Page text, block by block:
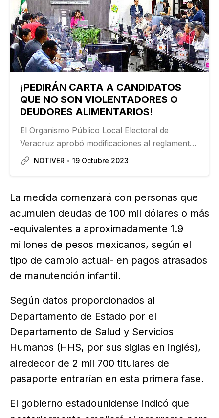
¡PEDIRÁN CARTA A CANDIDATOS
QUE NO SON VIOLENTADORES O
DEUDORES ALIMENTARIOS!
El Organismo Público Local Electoral de
Veracruz aprobó modificaciones al reglamento
para la elección de candidaturas para cargos de
NOTIVER 19 Octubre 2023
La medida comenzará con personas que
acumulen deudas de 100 mil dólares o más
-equivalentes a aproximadamente 1.9
millones de pesos mexicanos, según el
tipo de cambio actual- en pagos atrasados
de manutención infantil.
Según datos proporcionados al
Departamento de Estado por el
Departamento de Salud y Servicios
Humanos (HHS, por sus siglas en inglés),
alrededor de 2 mil 700 titulares de
pasaporte entrarían en esta primera fase.
El gobierno estadounidense indicó que